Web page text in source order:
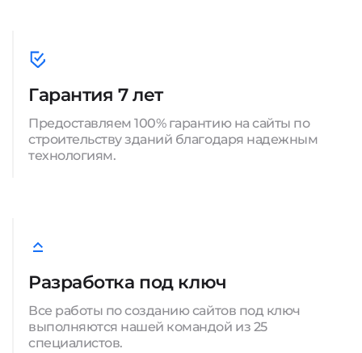
Гарантия 7 лет
Предоставляем 100% гарантию на сайты по
строительству зданий благодаря надежным
технологиям.
Разработка под ключ
Все работы по созданию сайтов под ключ
выполняются нашей командой из 25
специалистов.